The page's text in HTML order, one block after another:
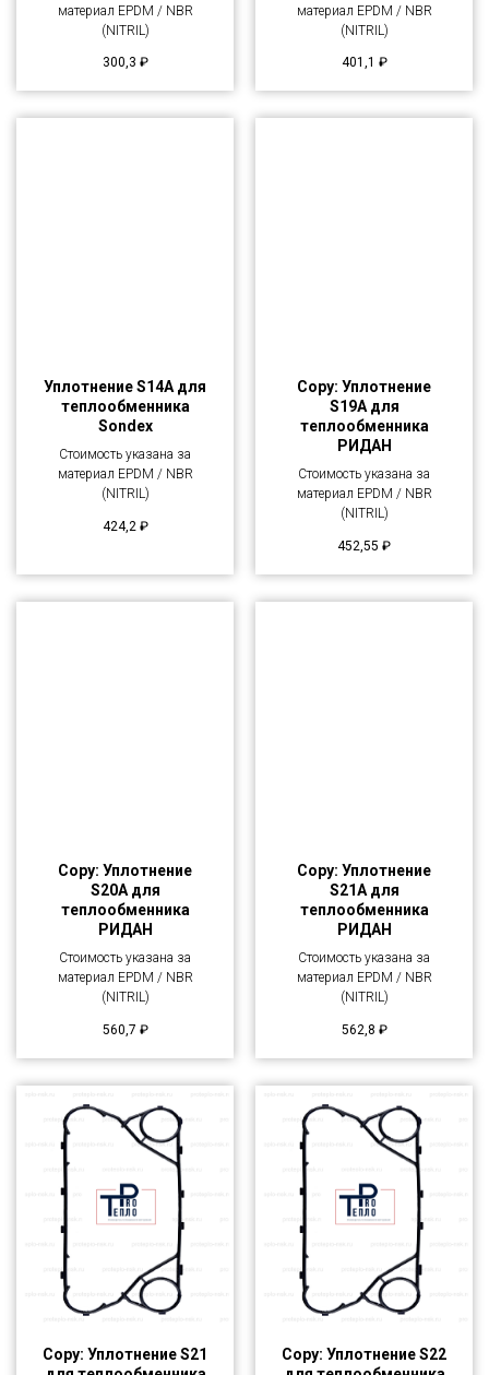
материал EPDM / NBR
(NITRIL)
300,3 ₽
материал EPDM / NBR
(NITRIL)
401,1 ₽
Уплотнение S14A для
теплообменника
Sondex
Стоимость указана за
материал EPDM / NBR
(NITRIL)
424,2 ₽
Copy: Уплотнение
S19A для
теплообменника
РИДАН
Стоимость указана за
материал EPDM / NBR
(NITRIL)
452,55 ₽
Copy: Уплотнение
S20A для
теплообменника
РИДАН
Стоимость указана за
материал EPDM / NBR
(NITRIL)
560,7 ₽
Copy: Уплотнение
S21A для
теплообменника
РИДАН
Стоимость указана за
материал EPDM / NBR
(NITRIL)
562,8 ₽
Copy: Уплотнение S21
Copy: Уплотнение S22